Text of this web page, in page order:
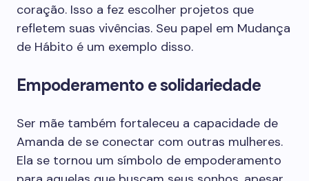
coração. Isso a fez escolher projetos que
refletem suas vivências. Seu papel em Mudança
de Hábito é um exemplo disso.
Empoderamento e solidariedade
Ser mãe também fortaleceu a capacidade de
Amanda de se conectar com outras mulheres.
Ela se tornou um símbolo de empoderamento